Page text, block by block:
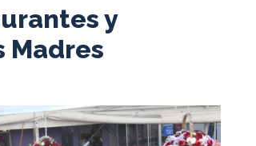
y
Madres